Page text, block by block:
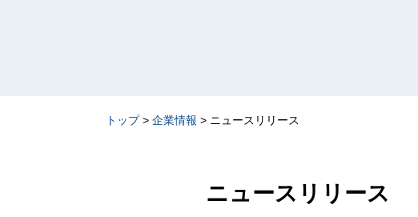
トップ> 企業情報 > ニュースリリース
ニュースリリース